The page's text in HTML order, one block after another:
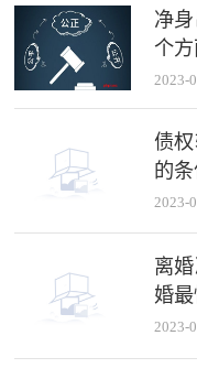
净
个方
2023-
债
的条
2023-
离
婚最
2023-